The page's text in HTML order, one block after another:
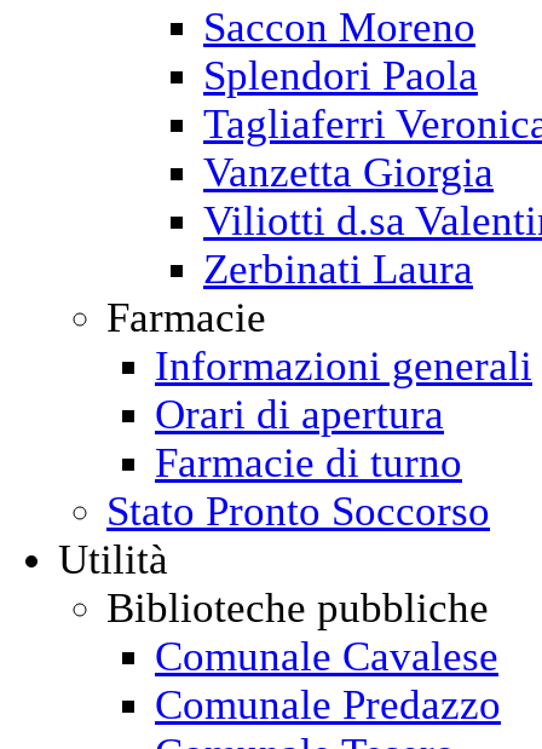
Saccon Moreno
Splendori Paola
Tagliaferri
Vanzetta Giorgia
Viliotti d.sa
Zerbinati Laura
Farmacie
Informazioni generali
Orari di apertura
Farmacie di turno
Stato Pronto Soccorso
Utilità
Biblioteche pubbliche
Comunale Cavalese
Comunale Predazzo